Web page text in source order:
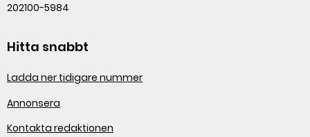
202100-5984
Hitta snabbt
Ladda ner tidigare nummer
Annonsera
Kontakta redaktionen